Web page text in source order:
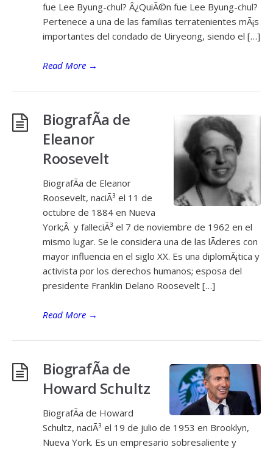
fue Lee Byung-chul? Â¿QuiÃ©n fue Lee Byung-chul?
Pertenece a una de las familias terratenientes mÃ¡s
importantes del condado de Uiryeong, siendo el […]
Read More →
BiografÃ­a de
Eleanor
Roosevelt
BiografÃ­a de Eleanor
Roosevelt, naciÃ³ el 11 de
octubre de 1884 en Nueva
York;Â y falleciÃ³ el 7 de noviembre de 1962 en el
mismo lugar. Se le considera una de las lÃ­deres con
mayor influencia en el siglo XX. Es una diplomÃ¡tica y
activista por los derechos humanos; esposa del
presidente Franklin Delano Roosevelt […]
Read More →
BiografÃ­a de
Howard Schultz
BiografÃ­a de Howard
Schultz, naciÃ³ el 19 de julio de 1953 en Brooklyn,
Nueva York. Es un empresario sobresaliente y